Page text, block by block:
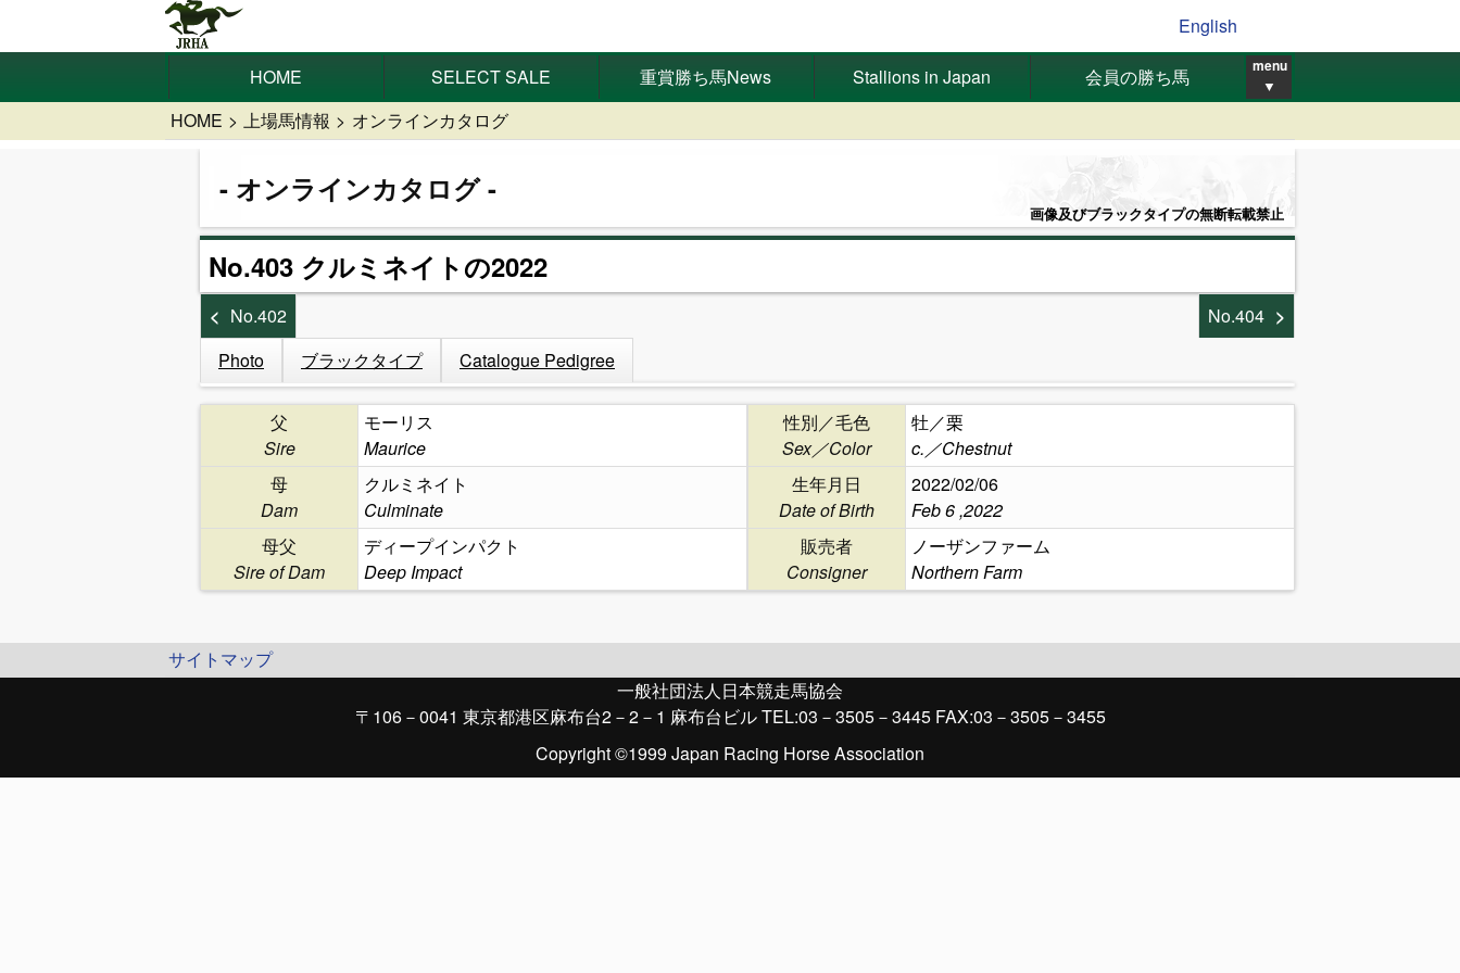
English
HOME SELECT SALE 重賞勝ち馬News Stallions in Japan 会員の勝ち馬 menu
▼
HOME 上場馬情報 オンラインカタログ
オンラインカタログ
画像及びブラックタイプの無断転載禁止
No.403 クルミネイトの2022
No.402
No.404
Photo
ブラックタイプ Catalogue Pedigree
父
Sire
モーリス
Maurice
母
Dam
クルミネイト
Culminate
母父
Sire of Dam
ディープインパクト
Deep Impact
性別／毛色
Sex／Color
牡／栗
c.／Chestnut
生年月日
Date of Birth
2022/02/06
Feb 6 ,2022
販売者
Consigner
ノーザンファーム
Northern Farm
サイトマップ
一般社団法人日本競走馬協会
〒106－0041 東京都港区麻布台2－2－1 麻布台ビル TEL:03－3505－3445 FAX:03－3505－3455
Copyright ©1999 Japan Racing Horse Association